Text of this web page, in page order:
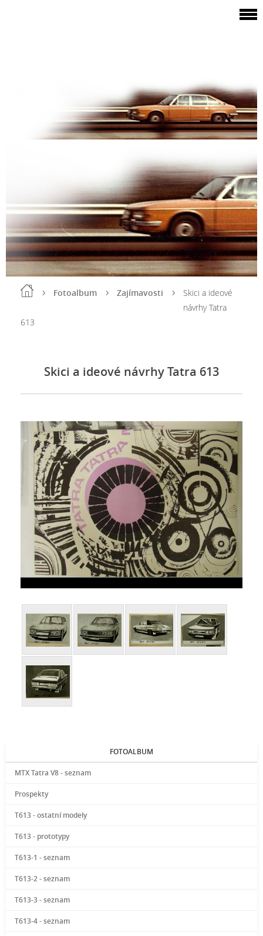
Fotoalbum Zajímavosti
Skici a ideové
návrhy Tatra
613
Skici a ideové návrhy Tatra 613
FOTOALBUM
MTX Tatra V8 - seznam
Prospekty
T613 - ostatní modely
T613 - prototypy
T613-1 - seznam
T613-2 - seznam
T613-3 - seznam
T613-4 - seznam